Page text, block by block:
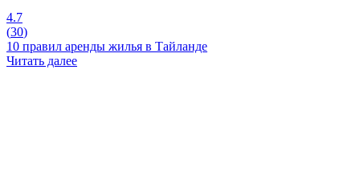
4.7
(30)
10 правил аренды жилья в Тайланде
Читать далее